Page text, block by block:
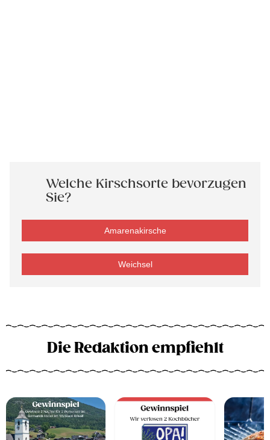
Welche Kirschsorte bevorzugen
Sie?
Amarenakirsche
Weichsel
Die Redaktion empfiehlt